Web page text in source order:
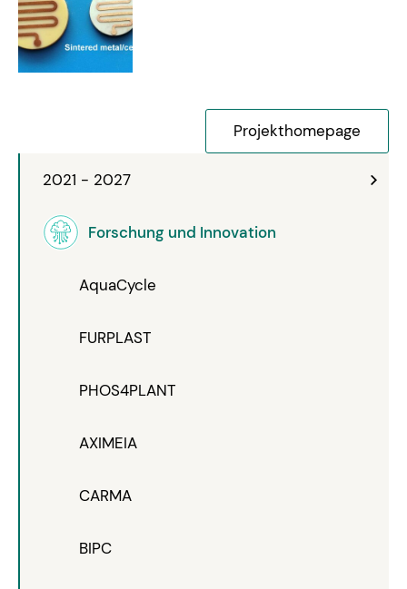
2021 - 2027
Forschung und Innovation
AquaCycle
FURPLAST
PHOS4PLANT
AXIMEIA
CARMA
BIPC
Projekthomepage